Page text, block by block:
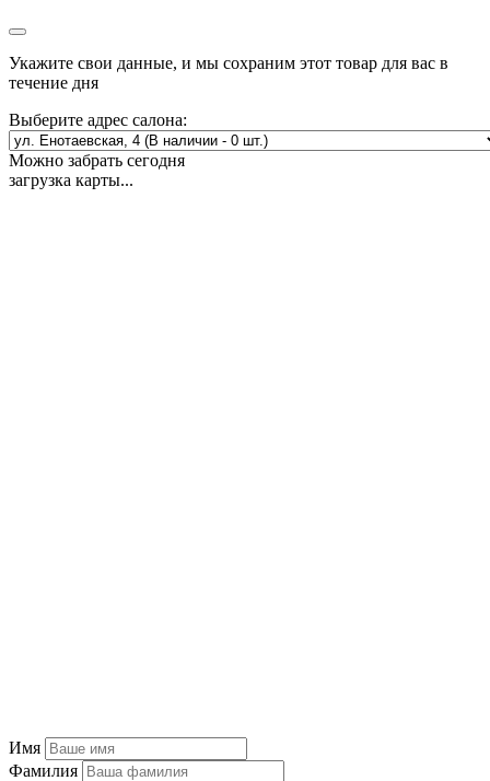
Укажите свои данные, и мы сохраним этот товар для вас в
течение дня
Выберите адрес салона:
Можно забрать сегодня
загрузка карты...
Имя
Фамилия